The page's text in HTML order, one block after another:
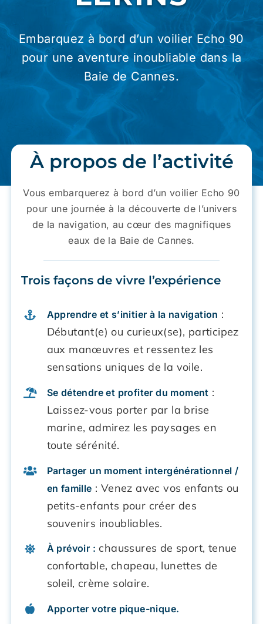
Prévention
Restauration
Actualité
Avantages
Embarquez à bord d’un voilier Echo 90
pour une aventure inoubliable dans la
Baie de Cannes.
À propos de l’activité
Vous embarquerez à bord d’un voilier Echo 90
pour une journée à la découverte de l’univers
de la navigation, au cœur des magnifiques
eaux de la Baie de Cannes.
Trois façons de vivre l’expérience
Apprendre et s’initier à la navigation :
Débutant(e) ou curieux(se), participez
aux manœuvres et ressentez les
sensations uniques de la voile.
Se détendre et profiter du moment :
Laissez-vous porter par la brise
marine, admirez les paysages en
toute sérénité.
Partager un moment intergénérationnel /
en famille : Venez avec vos enfants ou
petits-enfants pour créer des
souvenirs inoubliables.
À prévoir : chaussures de sport, tenue
confortable, chapeau, lunettes de
soleil, crème solaire.
Apporter votre pique-nique.